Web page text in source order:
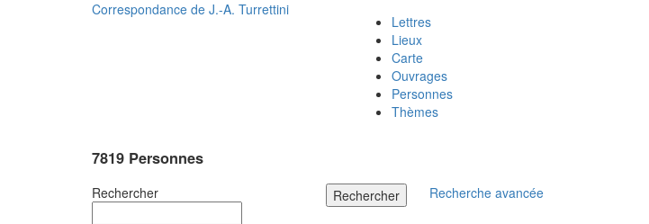
Correspondance de J.-A. Turrettini
Lettres
Lieux
Carte
Ouvrages
Personnes
Thèmes
7819 Personnes
Rechercher Rechercher Recherche avancée